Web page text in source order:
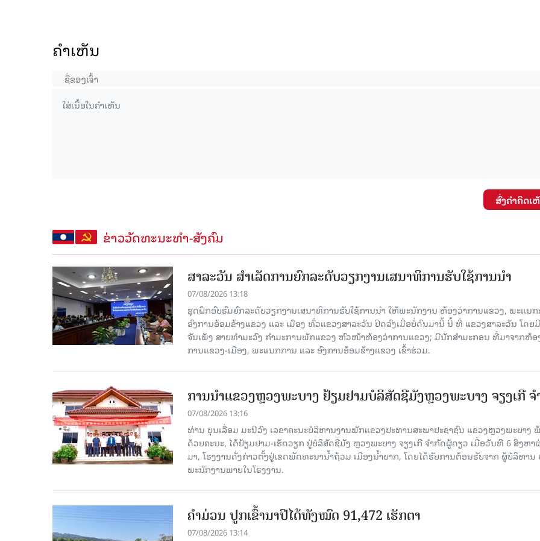
ຄໍາເຫັນ
ສົ່ງຄໍາຄິດເ
ຂ່າວວັດທະນະທຳ-ສັງຄົມ
ສາລະວັນ ສໍາເລັດການຍົກລະດັບວຽກງານເສນາທິການຮັບໃຊ້ການນໍາ
07/08/2026 13:18
ຊຸດຝຶກອົບຮົມຍົກລະດັບວຽກງານເສນາທິການຮັບໃຊ້ການນໍາ ໃຫ້ພະນັກງານ ຫ້ອງວ່າການແຂວງ, ພະແນ
ອົງການອ້ອມຂ້າງແຂວງ ແລະ ເມືອງ ທົ່ວແຂວງສາລະວັນ ປິດລົງເມື່ອ​ບໍ່​ດົນ​ມາ​ນີ້ ນີ້ ທີ່ ແຂວງສາລະວັນ ໂດຍ​
ຈັນເພັງ ສາຍທຳມະວົງ ກຳມະການພັກແຂວງ ຫົວໜ້າຫ້ອງວ່າການແຂວງ; ມີນັກສຳມະກອນ ທີ່ມາຈາກຫ້ອ
ການແຂວງ-ເມືອງ, ພະແນກການ ແລະ ອົງການອ້ອມຂ້າງແຂວງ ເຂົ້າຮ່ວມ.
ການນຳແຂວງຫຼວງພະບາງ ຢ້ຽມ​ຢາມບໍ​ລິ​ສັດຊີມັງຫຼວງພະບາງ ຈຽງເກີ ຈໍ
07/08/2026 13:16
ທ່ານ ບຸນເລື່ອມ ມະນີວົງ ເລ​ຂາ​ຄະ​ນະ​ບໍ​ລິ​ຫານ​ງານ​ພັກແຂວງປະທານສະພາປະຊາຊົນ ແຂວງຫຼວງພະບາງ
ດ້ວຍຄະນະ, ໄດ້ຢ້ຽມຢາມ-ເຮັດວຽກ ຢູ່ບໍລິສັດຊີມັງ ຫຼວງພະບາງ ຈຽງເກີ ຈໍາກັດຜູ້ດຽວ ເມື່ອ​ວັນ​ທີ 6 ສິງ​ຫາ​
ມາ, ໂຮງ​ງານ​ດັ່ງ​ກ່າວຕັ້ງຢູ່ເຂດພັດທະນານ້ຳຖ້ວມ ເມືອງນໍ້າບາກ, ໂດຍໄດ້ຮັບການຕ້ອນຮັບຈາກ ຜູ້ບໍລິຫານ
ພະນັກງານພາຍໃນໂຮງງານ.
ຄໍາມ່ວນ ປູກເຂົ້ານາປີໄດ້ທັງໝົດ 91,472 ເຮັກຕາ
07/08/2026 13:14